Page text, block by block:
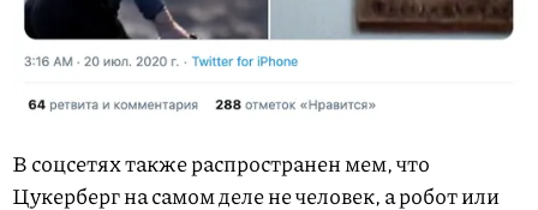
В соцсетях также распространен мем, что
Цукерберг на самом деле не человек, а робот или